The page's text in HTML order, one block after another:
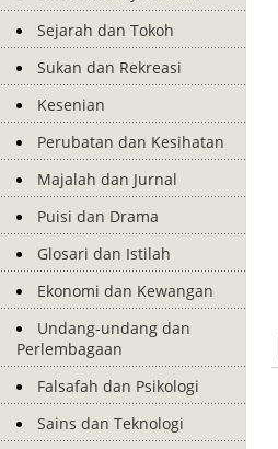
Sejarah dan Tokoh
Sukan dan Rekreasi
Kesenian
Perubatan dan Kesihatan
Majalah dan Jurnal
Puisi dan Drama
Glosari dan Istilah
Ekonomi dan Kewangan
Undang-undang dan
Perlembagaan
Falsafah dan Psikologi
Sains dan Teknologi